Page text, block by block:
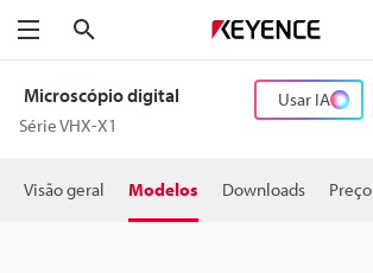
Menu
Microscópio digital
Série VHX-X1
Usar IA
Visão geral Modelos Downloads Preço